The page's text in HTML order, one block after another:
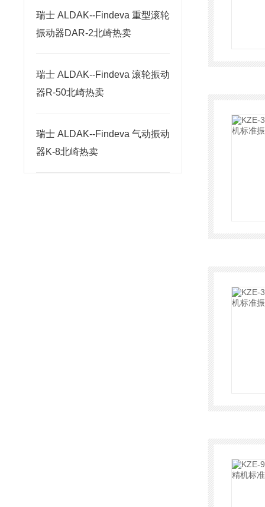
瑞士 ALDAK--Findeva 重型滚轮
振动器DAR-2北崎热卖
瑞士 ALDAK--Findeva 滚轮振动
器R-50北崎热卖
瑞士 ALDAK--Findeva 气动振动
器K-8北崎热卖